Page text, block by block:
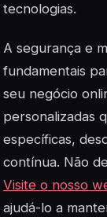
tecnologias.
A segurança e
fundamentais
seu negócio
personalizadas
específicas,
contínua. Não
Visite o nosso
ajudá-lo a